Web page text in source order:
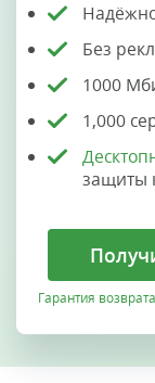
Без
1000
1,000
защиты
Гарантия